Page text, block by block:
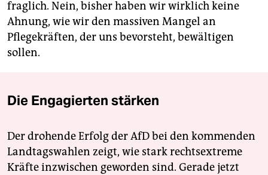
fraglich. Nein, bisher haben wir wirklich keine
Ahnung, wie wir den massiven Mangel an
Pflegekräften, der uns bevorsteht, bewältigen
sollen.
Die Engagierten stärken
Der drohende Erfolg der AfD bei den kommenden
Landtagswahlen zeigt, wie stark rechtsextreme
Kräfte inzwischen geworden sind. Gerade jetzt